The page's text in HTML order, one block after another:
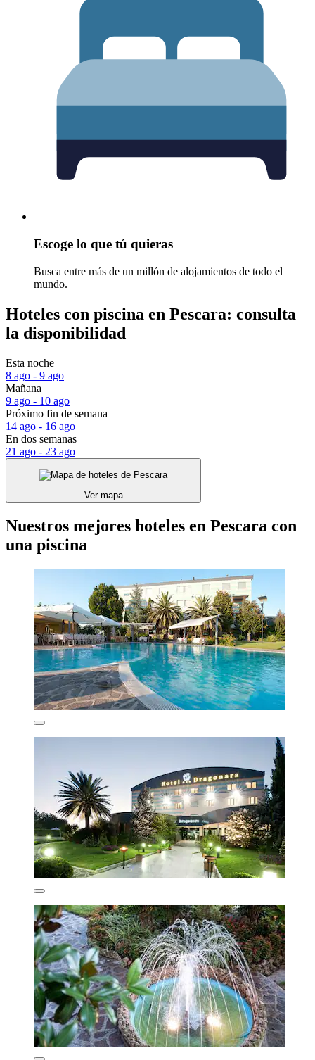
Escoge lo que tú quieras
Busca entre más de un millón de alojamientos de todo el
mundo.
Hoteles con piscina en Pescara: consulta
la disponibilidad
Esta noche
8 ago - 9 ago
Mañana
9 ago - 10 ago
Próximo fin de semana
14 ago - 16 ago
En dos semanas
21 ago - 23 ago
Ver mapa
Nuestros mejores hoteles en Pescara con
una piscina